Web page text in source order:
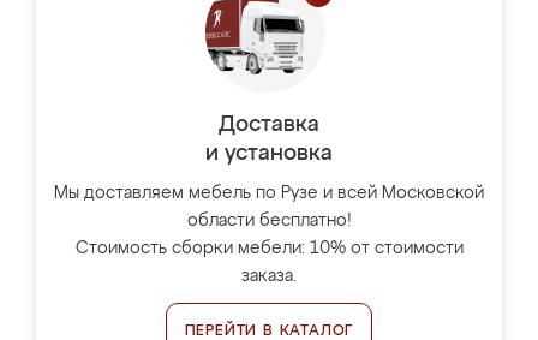
Доставка
и установка
Мы доставляем мебель по Рузе и всей Московской
области бесплатно!
Стоимость сборки мебели: 10% от стоимости
заказа.
ПЕРЕЙТИ В КАТАЛОГ